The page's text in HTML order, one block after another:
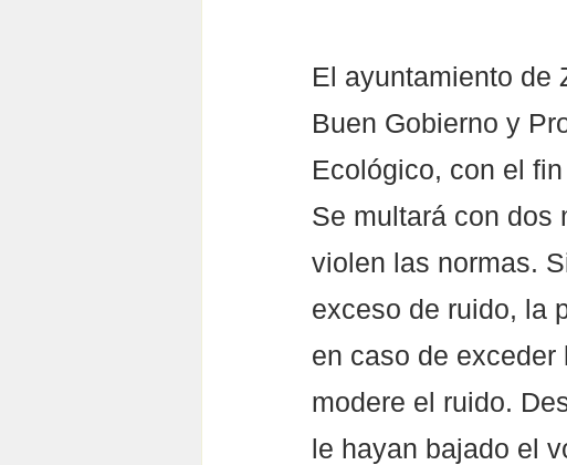
El ayuntamiento de
Buen Gobierno y
Ecológico, con el
Se multará con dos
violen las normas.
exceso de ruido, la
en caso de
modere el ruido.
le hayan bajado el